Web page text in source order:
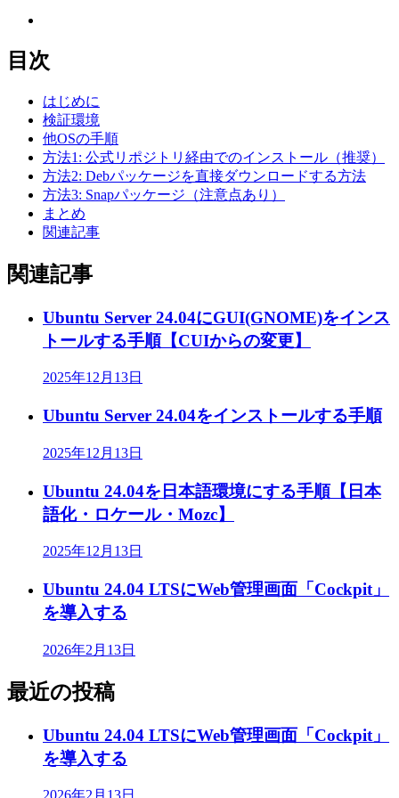
目次
はじめに
検証環境
他OSの手順
方法1: 公式リポジトリ経由でのインストール（推奨）
方法2: Debパッケージを直接ダウンロードする方法
方法3: Snapパッケージ（注意点あり）
まとめ
関連記事
関連記事
Ubuntu Server 24.04にGUI(GNOME)をインス
トールする手順【CUIからの変更】
2025年12月13日
Ubuntu Server 24.04をインストールする手順
2025年12月13日
Ubuntu 24.04を日本語環境にする手順【日本
語化・ロケール・Mozc】
2025年12月13日
Ubuntu 24.04 LTSにWeb管理画面「Cockpit」
を導入する
2026年2月13日
最近の投稿
Ubuntu 24.04 LTSにWeb管理画面「Cockpit」
を導入する